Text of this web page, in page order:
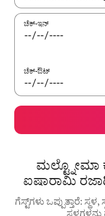
ಚೆಕ್-ಇನ್
ಚೆಕ್-ಔಟ್
ಮಲ್ಟ್ನೋಮಾ
ಐಷಾರಾಮಿ
ಗೆಸ್ಟ್‌ಗಳು ಒಪ್ಪುತ್ತಾರೆ: